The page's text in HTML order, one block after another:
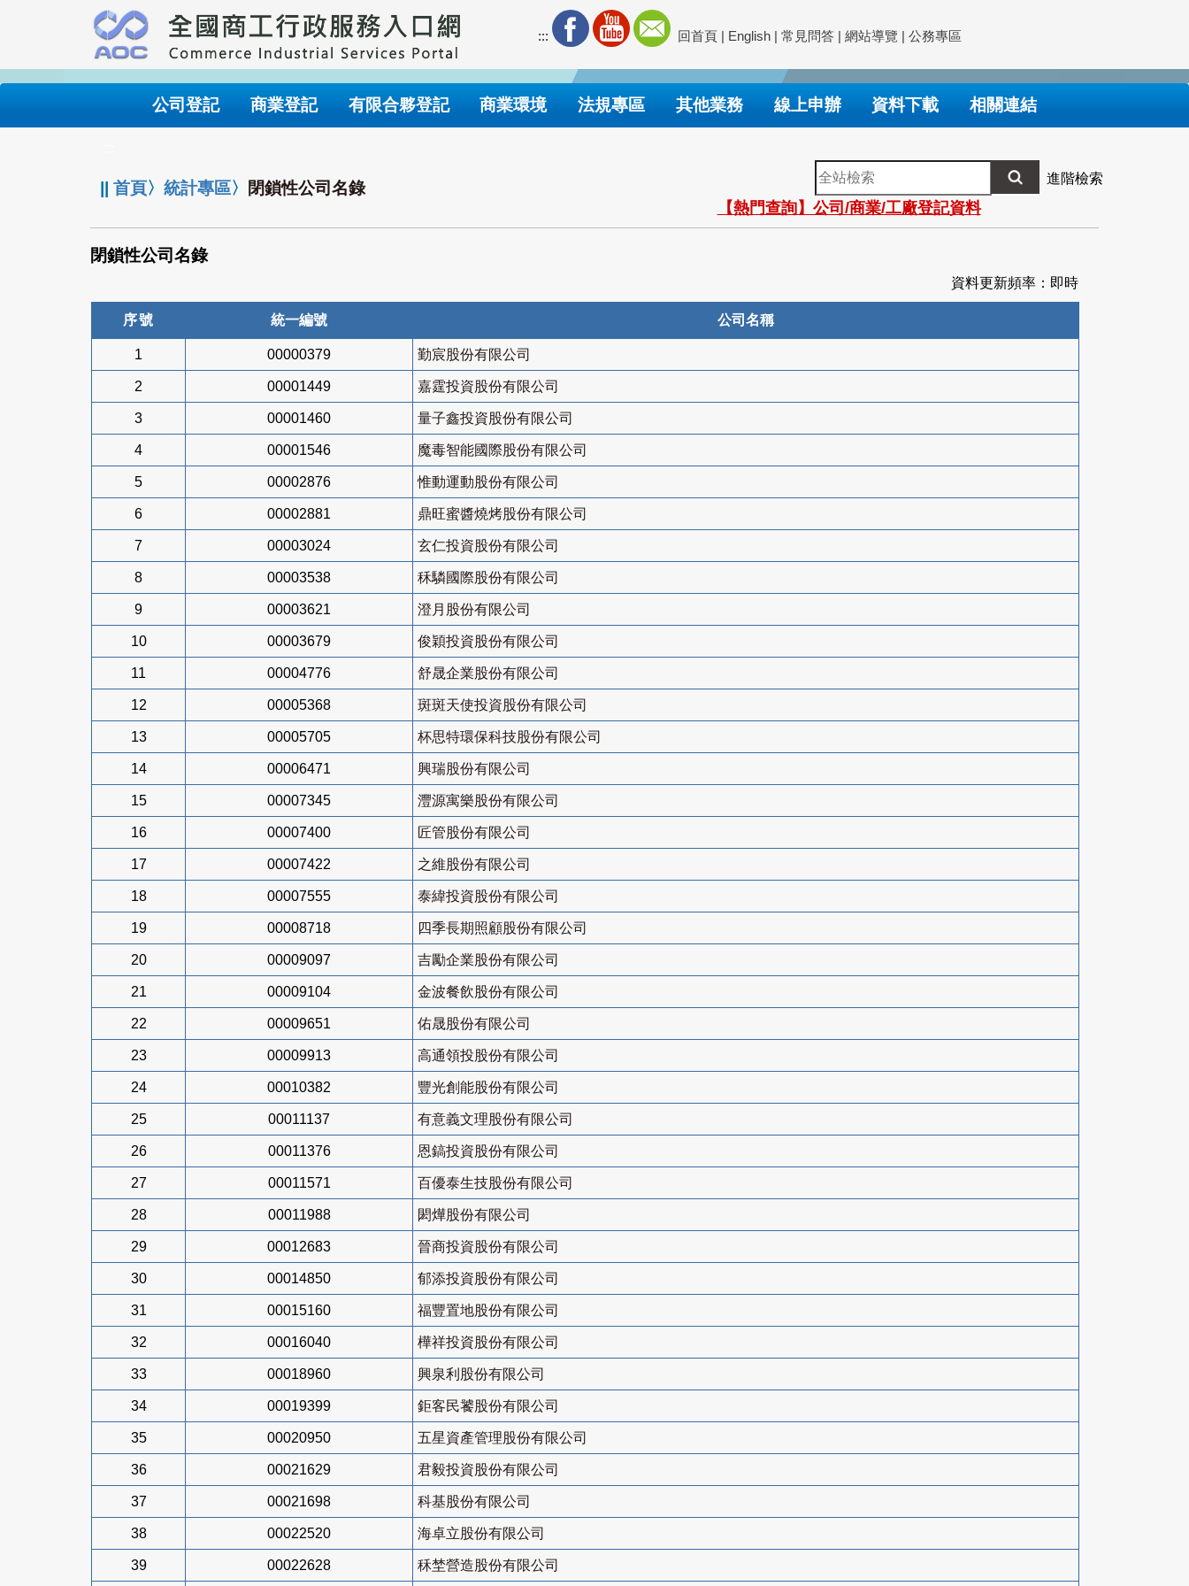
要
內
::: 回首頁 | English | 常見問答 | 網站導覽 | 公務專區
公司登記 商業登記 有限合夥登記 商業環境 法規專區 其他業務 線上申辦 資料下載 相關連結
||首頁〉統計專區〉 閉鎖性公司名錄
全
站
檢
索
進階檢索
【熱門查詢】公司/商業/工廠登記資料
閉鎖性公司名錄
資料更新頻率：即時
序號 統一編號 公司名稱
1 00000379 勤宸股份有限公司
2 00001449 嘉霆投資股份有限公司
3 00001460 量子鑫投資股份有限公司
4 00001546 魔毒智能國際股份有限公司
5 00002876 惟動運動股份有限公司
6 00002881 鼎旺蜜醬燒烤股份有限公司
7 00003024 玄仁投資股份有限公司
8 00003538 秝驎國際股份有限公司
9 00003621 澄月股份有限公司
10 00003679 俊穎投資股份有限公司
11 00004776 舒晟企業股份有限公司
12 00005368 斑斑天使投資股份有限公司
13 00005705 杯思特環保科技股份有限公司
14 00006471 興瑞股份有限公司
15 00007345 灃源寓樂股份有限公司
16 00007400 匠管股份有限公司
17 00007422 之維股份有限公司
18 00007555 泰緯投資股份有限公司
19 00008718 四季長期照顧股份有限公司
20 00009097 吉勵企業股份有限公司
21 00009104 金波餐飲股份有限公司
22 00009651 佑晟股份有限公司
23 00009913 高通領投股份有限公司
24 00010382 豐光創能股份有限公司
25 00011137 有意義文理股份有限公司
26 00011376 恩鎬投資股份有限公司
27 00011571 百優泰生技股份有限公司
28 00011988 閎燁股份有限公司
29 00012683 晉商投資股份有限公司
30 00014850 郁添投資股份有限公司
31 00015160 福豐置地股份有限公司
32 00016040 樺祥投資股份有限公司
33 00018960 興泉利股份有限公司
34 00019399 鉅客民饕股份有限公司
35 00020950 五星資產管理股份有限公司
36 00021629 君毅投資股份有限公司
37 00021698 科基股份有限公司
38 00022520 海卓立股份有限公司
39 00022628 秝埜營造股份有限公司